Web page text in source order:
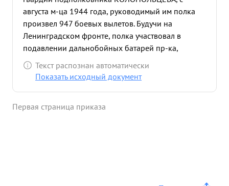
августа м-ца 1944 года, руководимый им полка
произвел 947 боевых вылетов. Будучи на
Ленинградском фронте, полка участвовал в
подавлении дальнобойных батарей пр-ка,
обстреливавших г. Ленинград, участвовал в
прорыве долговременной обороны противника
области от немецких захватчиков, участвовал в
Текст распознан автоматически
Показать исходный документ
Первая страница приказа